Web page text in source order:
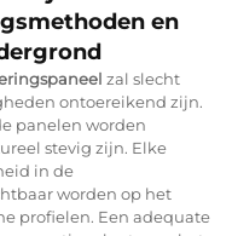
en
zal slecht
ontoereikend zijn.
panelen worden
stevig zijn. Elke
in de
worden op het
profielen. Een adequate